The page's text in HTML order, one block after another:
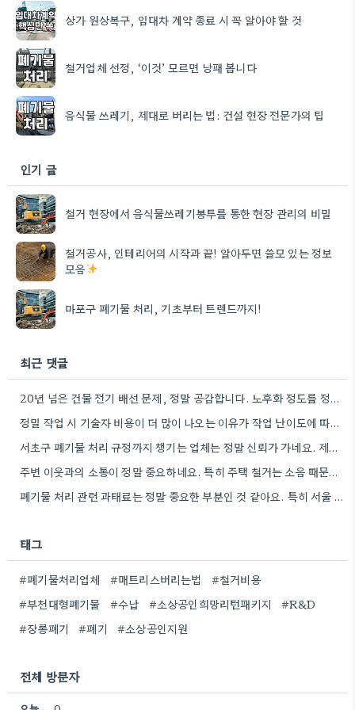
상가 원상복구, 임대차 계약 종료 시 꼭 알아야 할 것
철거업체 선정, ‘이것’ 모르면 낭패 봅니다
음식물 쓰레기, 제대로 버리는 법: 건설 현장 전문가의 팁
인기 글
철거 현장에서 음식물쓰레기봉투를 통한 현장 관리의 비밀
철거공사, 인테리어의 시작과 끝! 알아두면 쓸모 있는 정보
모음
마포구 폐기물 처리, 기초부터 트렌드까지!
최근 댓글
20년 넘은 건물 전기 배선 문제, 정말 공감합니다. 노후화 정도를 정확히 파악하는 게 중요할 것…
정밀 작업 시 기술자 비용이 더 많이 나오는 이유가 작업 난이도에 따라 장비 종류도 달라지기…
서초구 폐기물 처리 규정까지 챙기는 업체는 정말 신뢰가 가네요. 제가 이사할 곳이 서초구라, 혹시 이런…
주변 이웃과의 소통이 정말 중요하네요. 특히 주택 철거는 소음 때문에 신경 쓰이는 분들이 많을 텐데,…
폐기물 처리 관련 과태료는 정말 중요한 부분인 것 같아요. 특히 서울 같은 곳은 단속이 철저하니까요.
태그
#폐기물처리업체 #매트리스버리는법
#철거비용
#부천대형폐기물
#수납 #소상공인희망리턴패키지
#R&D
#장롱폐기
#폐기 #소상공인지원
전체 방문자